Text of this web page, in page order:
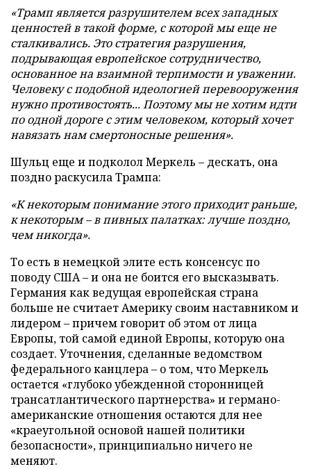
«Трамп является разрушителем всех западных
ценностей в такой форме, с которой мы еще не
сталкивались. Это стратегия разрушения,
подрывающая европейское сотрудничество,
основанное на взаимной терпимости и уважении.
Человеку с подобной идеологией перевооружения
нужно противостоять... Поэтому мы не хотим идти
по одной дороге с этим человеком, который хочет
навязать нам смертоносные решения».
Шульц еще и подколол Меркель – дескать, она
поздно раскусила Трампа:
«К некоторым понимание этого приходит раньше,
к некоторым – в пивных палатках: лучше поздно,
чем никогда».
То есть в немецкой элите есть консенсус по
поводу США – и она не боится его высказывать.
Германия как ведущая европейская страна
больше не считает Америку своим наставником и
лидером – причем говорит об этом от лица
Европы, той самой единой Европы, которую она
создает. Уточнения, сделанные ведомством
федерального канцлера – о том, что Меркель
остается «глубоко убежденной сторонницей
трансатлантического партнерства» и германо-
американские отношения остаются для нее
«краеугольной основой нашей политики
безопасности», принципиально ничего не
меняют.